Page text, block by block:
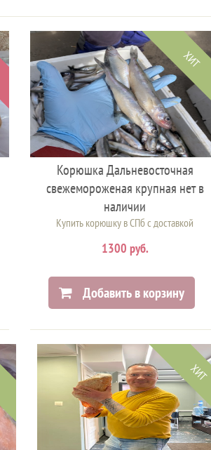
ХИТ
Корюшка Дальневосточная
свежемороженая крупная нет в
наличии
Купить корюшку в СПб с доставкой
1300 руб.
Добавить в корзину
ХИТ